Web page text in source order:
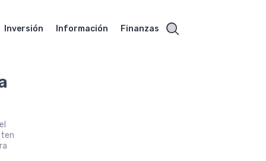
Inversión Información Finanzas